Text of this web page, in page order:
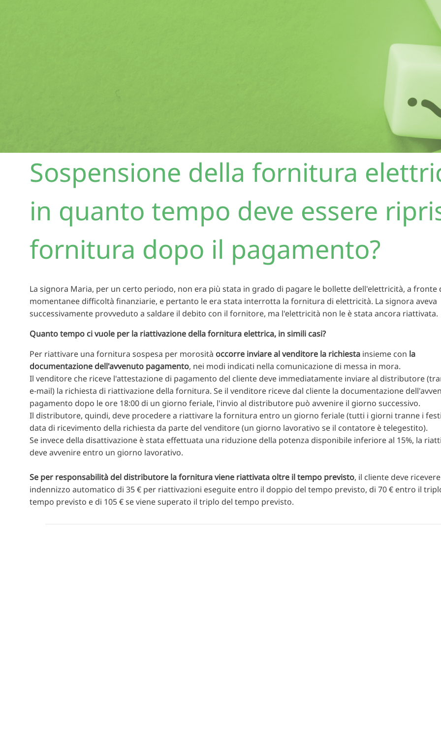
Sospensione della fornitura
in quanto tempo deve essere
fornitura dopo il pagamento?
La signora Maria, per un certo periodo, non era più stata in grado di pagare le bollette dell'elettricità, a fronte
momentanee difficoltà finanziarie, e pertanto le era stata interrotta la fornitura di elettricità. La signora aveva
successivamente provveduto a saldare il debito con il fornitore, ma l'elettricità non le è stata ancora riattivata.
Quanto tempo ci vuole per la riattivazione della fornitura elettrica, in simili casi?
Per riattivare una fornitura sospesa per morosità occorre inviare al venditore la richiesta insieme con la
documentazione dell'avvenuto pagamento, nei modi indicati nella comunicazione di messa in mora.
Il venditore che riceve l'attestazione di pagamento del cliente deve immediatamente inviare al distributore
e-mail) la richiesta di riattivazione della fornitura. Se il venditore riceve dal cliente la documentazione
pagamento dopo le ore 18:00 di un giorno feriale, l'invio al distributore può avvenire il giorno successivo.
Il distributore, quindi, deve procedere a riattivare la fornitura entro un giorno feriale (tutti i giorni tranne i
data di ricevimento della richiesta da parte del venditore (un giorno lavorativo se il contatore è telegestito).
Se invece della disattivazione è stata effettuata una riduzione della potenza disponibile inferiore al 15%, la
deve avvenire entro un giorno lavorativo.
Se per responsabilità del distributore la fornitura viene riattivata oltre il tempo previsto, il cliente deve
indennizzo automatico di 35 € per riattivazioni eseguite entro il doppio del tempo previsto, di 70 € entro il
tempo previsto e di 105 € se viene superato il triplo del tempo previsto.